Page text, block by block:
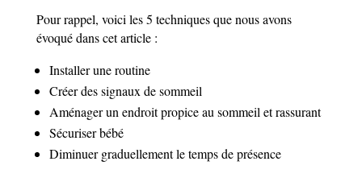
Pour rappel, voici les 5 techniques que nous avons
évoqué dans cet article :
Installer une routine
Créer des signaux de sommeil
Aménager un endroit propice au sommeil et rassurant
Sécuriser bébé
Diminuer graduellement le temps de présence